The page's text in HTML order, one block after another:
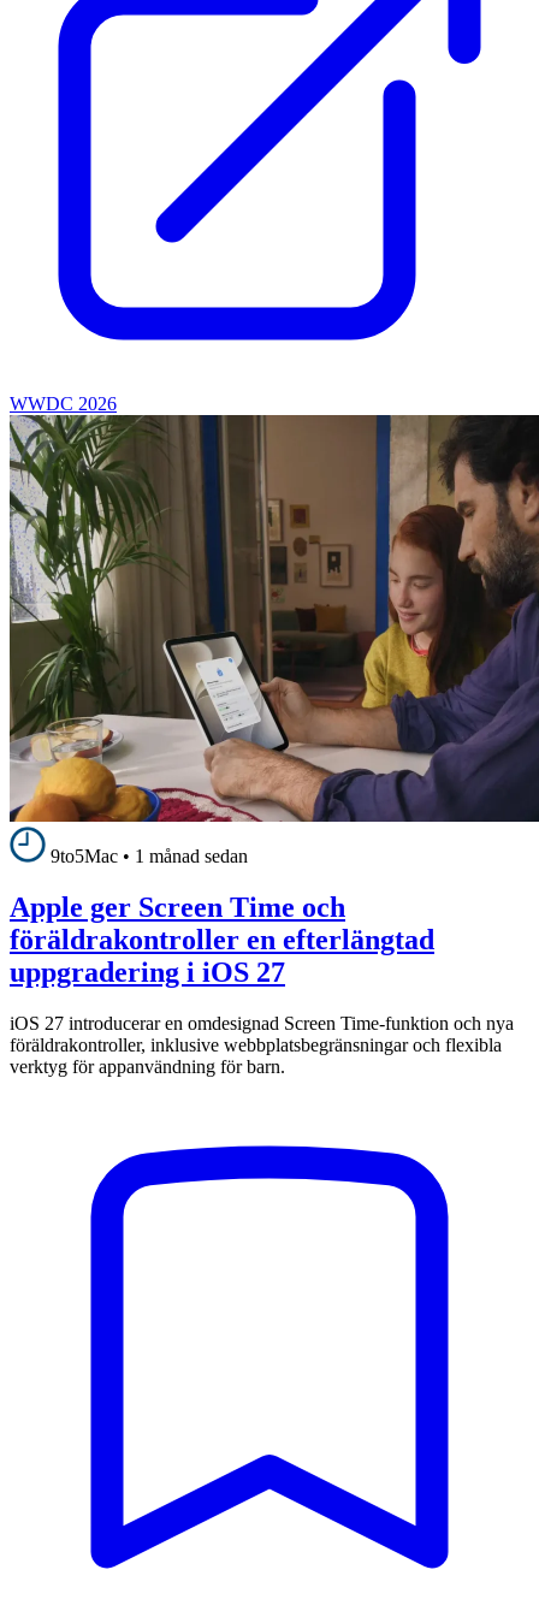
WWDC 2026
9to5Mac • 1 månad sedan
Apple ger Screen Time och
föräldrakontroller en efterlängtad
uppgradering i iOS 27
iOS 27 introducerar en omdesignad Screen Time-funktion och nya
föräldrakontroller, inklusive webbplatsbegränsningar och flexibla
verktyg för appanvändning för barn.